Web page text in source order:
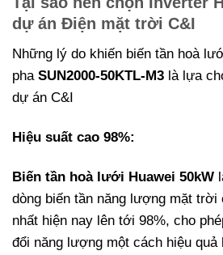
dự án Điện mặt trời C&I
Những lý do khiến biến tần hoà
pha SUN2000-50KTL-M3 là lựa
dự án C&I
Hiệu suất cao 98%:
Biến tần hoà lưới Huawei 50kW
dòng biến tần năng lượng mặt trời
nhất hiện nay lên tới 98%, cho
đổi năng lượng một cách hiệu quả